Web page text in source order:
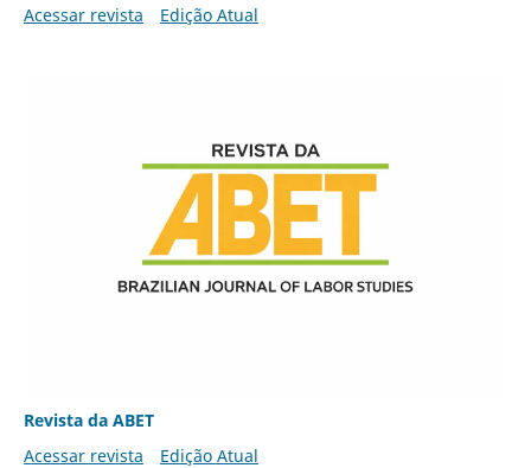
Acessar revista Edição Atual
Revista da ABET
Acessar revista
Edição Atual